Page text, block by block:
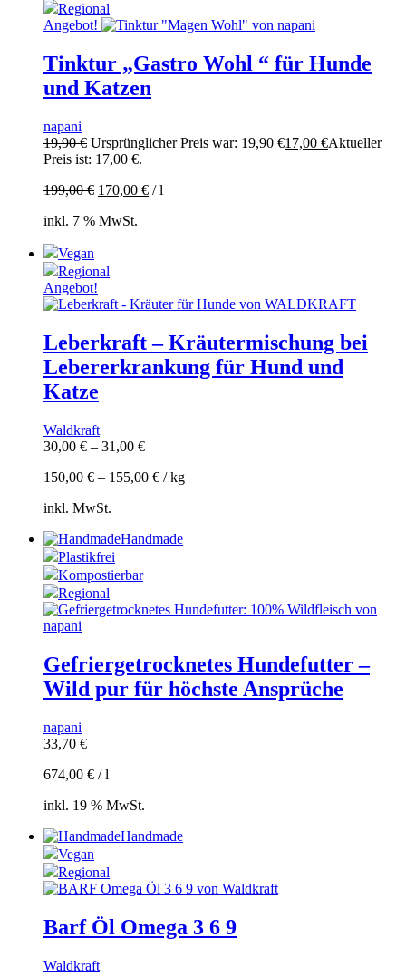
Regional
Angebot!
Tinktur „Gastro Wohl “ für Hunde
und Katzen
napani
19,90€ Ursprünglicher Preis war: 19,90 €17,00 €Aktueller
Preis ist: 17,00 €.
199,00€ 170,00 € /l
inkl. 7 % MwSt.
Vegan
Regional
Angebot!
Leberkraft – Kräutermischung bei
Lebererkrankung für Hund und
Katze
Waldkraft
30,00 € – 31,00 €
150,00 € – 155,00 € /kg
inkl. MwSt.
Handmade
Plastikfrei
Kompostierbar
Regional
Gefriergetrocknetes Hundefutter –
Wild pur für höchste Ansprüche
napani
33,70 €
674,00 € /l
inkl. 19 % MwSt.
Handmade
Vegan
Regional
Barf Öl Omega 3 6 9
Waldkraft